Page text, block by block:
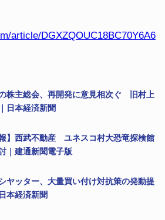
article/DGXZQOUC18BC70Y6A6
株主総会、再開発に意見相次ぐ 旧村上
日本経済新聞
】西武不動産 ユネスコ村大恐竜探検館
｜建通新聞電子版
ヤッター、大量買い付け対抗策の発動提
本経済新聞